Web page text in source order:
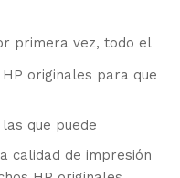
primera vez, todo el
originales para que
que puede
calidad de impresión